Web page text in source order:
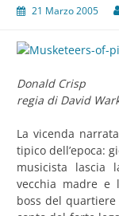
21 Marzo 2005
Donald Crisp
regia di David
La vicenda
tipico dell’epoca:
musicista lascia
vecchia madre e
boss del quartiere